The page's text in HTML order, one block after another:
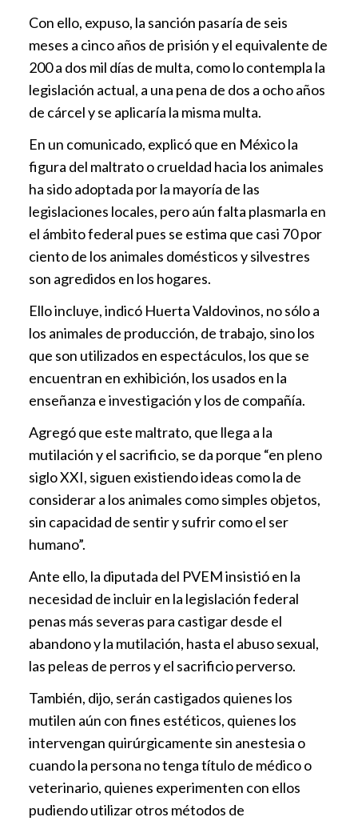
Con ello, expuso, la sanción pasaría de seis
meses a cinco años de prisión y el equivalente de
200 a dos mil días de multa, como lo contempla la
legislación actual, a una pena de dos a ocho años
de cárcel y se aplicaría la misma multa.
En un comunicado, explicó que en México la
figura del maltrato o crueldad hacia los animales
ha sido adoptada por la mayoría de las
legislaciones locales, pero aún falta plasmarla en
el ámbito federal pues se estima que casi 70 por
ciento de los animales domésticos y silvestres
son agredidos en los hogares.
Ello incluye, indicó Huerta Valdovinos, no sólo a
los animales de producción, de trabajo, sino los
que son utilizados en espectáculos, los que se
encuentran en exhibición, los usados en la
enseñanza e investigación y los de compañía.
Agregó que este maltrato, que llega a la
mutilación y el sacrificio, se da porque “en pleno
siglo XXI, siguen existiendo ideas como la de
considerar a los animales como simples objetos,
sin capacidad de sentir y sufrir como el ser
humano”.
Ante ello, la diputada del PVEM insistió en la
necesidad de incluir en la legislación federal
penas más severas para castigar desde el
abandono y la mutilación, hasta el abuso sexual,
las peleas de perros y el sacrificio perverso.
También, dijo, serán castigados quienes los
mutilen aún con fines estéticos, quienes los
intervengan quirúrgicamente sin anestesia o
cuando la persona no tenga título de médico o
veterinario, quienes experimenten con ellos
pudiendo utilizar otros métodos de